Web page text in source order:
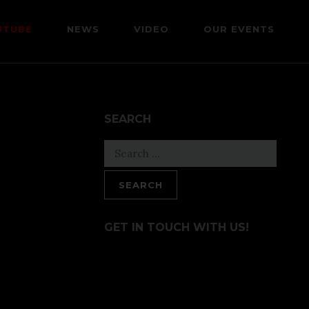
NEWS VIDEO OUR EVENTS
SEARCH
Search
for:
GET IN TOUCH WITH US!